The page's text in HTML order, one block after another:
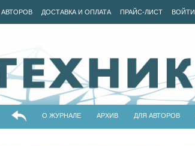
АВТОРОВ ДОСТАВКА И ОПЛАТА ПРАЙС-ЛИСТ ВОЙТИ
О ЖУРНАЛЕ АРХИВ ДЛЯ АВТОРОВ